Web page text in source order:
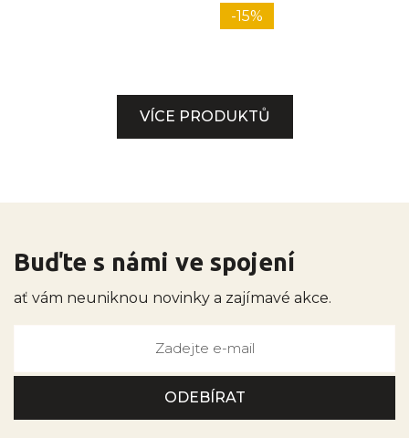
-15%
VÍCE PRODUKTŮ
Buďte s námi ve spojení
ať vám neuniknou novinky a zajímavé akce.